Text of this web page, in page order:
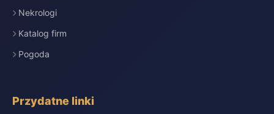
Nekrologi
Katalog firm
Pogoda
Przydatne linki